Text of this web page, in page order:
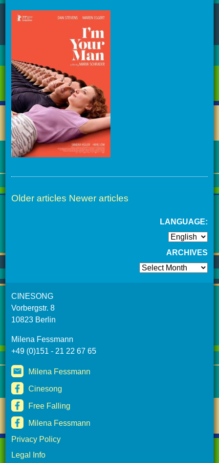
Older articles Newer articles
LANGUAGE:
ARCHIVES
Archives
CINESONG
Vorbergstr. 8
10823 Berlin
Milena Fessmann
+49 (0)151 - 21 22 67 65
Milena Fessmann
Cinesong
Free Falling
Milena Fessmann
Privacy Policy
Legal Info